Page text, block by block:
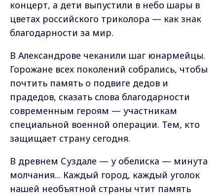
концерт, а дети выпустили в небо шары в
цветах российского триколора — как знак
благодарности за мир.
В Александрове чеканили шаг юнармейцы.
Горожане всех поколений собрались, чтобы
почтить память о подвиге дедов и
прадедов, сказать слова благодарности
современным героям — участникам
специальной военной операции. Тем, кто
защищает страну сегодня.
В древнем Суздале — у обелиска — минута
молчания... Каждый город, каждый уголок
нашей необъятной страны чтит память